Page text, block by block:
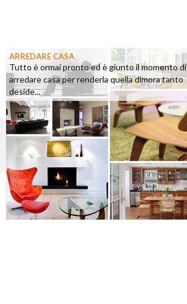
ARREDARE CASA
Tutto è ormai pronto ed è giunto il momento di
arredare casa per renderla quella dimora tanto
deside...
©2026 - casapratica.org - p.iva 03338800984